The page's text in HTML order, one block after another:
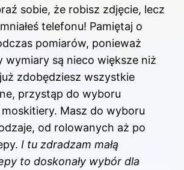
sobie, że robisz zdjęcie, lecz
telefonu! Pamiętaj o
pomiarów, ponieważ
wymiary są nieco większe niż
już zdobędziesz wszystkie
przystąp do wyboru
Masz do wyboru
od rolowanych aż po
I tu zdradzam małą
to doskonały wybór dla